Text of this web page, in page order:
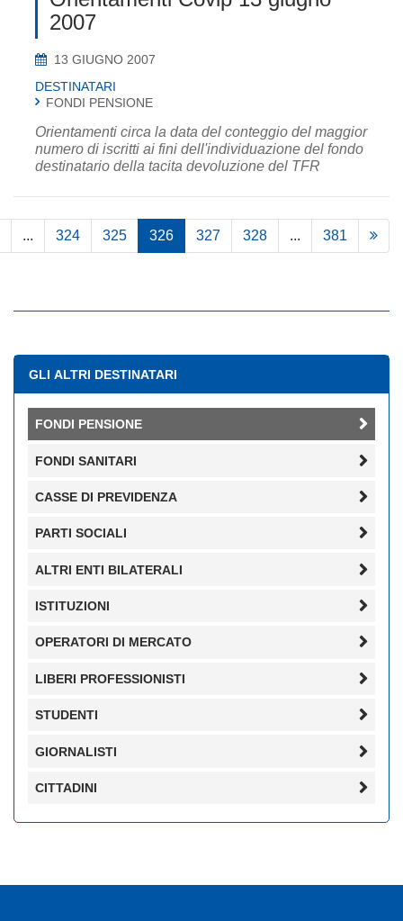
2007
13 GIUGNO 2007
DESTINATARI
FONDI PENSIONE
Orientamenti circa la data del conteggio del maggior
numero di iscritti ai fini dell'individuazione del fondo
destinatario della tacita devoluzione del TFR
... 324 325 326 327 328 ... 381
GLI ALTRI DESTINATARI
FONDI PENSIONE
FONDI SANITARI
CASSE DI PREVIDENZA
PARTI SOCIALI
ALTRI ENTI BILATERALI
ISTITUZIONI
OPERATORI DI MERCATO
LIBERI PROFESSIONISTI
STUDENTI
GIORNALISTI
CITTADINI